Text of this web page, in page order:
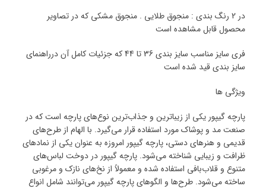
در 2 رنگ بندی : منجوق طلایی . منجوق مشکی که در تصاویر
محصول قابل مشاهده است
فری سایز مناسب سایز بندی 36 تا 44 که جزئیات کامل آن درراهنمای
سایز بندی قید شده است
ویژگی ها
پارچه گیپور یکی از زیباترین و جذاب‌ترین نوع‌های پارچه است که در
صنعت مد و پوشاک مورد استفاده قرار می‌گیرد. با الهام از طرح‌های
قدیمی و هنرهای دستی، پارچه گیپور امروزه به عنوان یکی از نمادهای
ظرافت و زیبایی شناخته می‌شود. پارچه گیپور در دوخت لباس‌های
متنوع و قلاب‌بافی استفاده شده و معمولاً از نخ‌های نازک و مرغوبی
ساخته می‌شود. طرح‌ها و الگوهای پارچه گیپور می‌توانند شامل انواع